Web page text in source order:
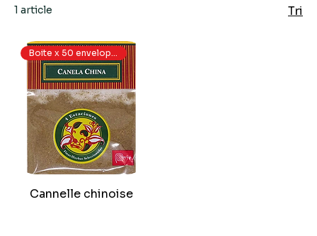
1 article Tri
Boite x 50 enveloppes
Cannelle chinoise